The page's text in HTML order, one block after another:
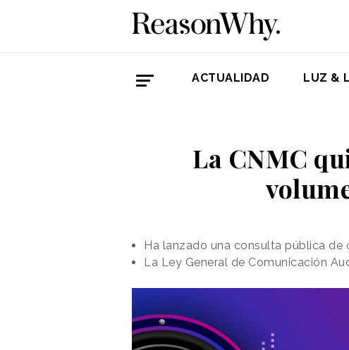
ACTUALIDAD LUZ &
La CNMC
Ha lanzado una consulta pública de
La Ley General de Comunicación